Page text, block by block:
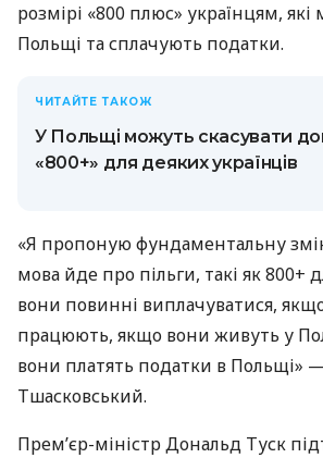
розмірі «800 плюс» українцям,
Польщі та сплачують податки.
ЧИТАЙТЕ ТАКОЖ
У Польщі можуть скасувати
«800+» для деяких українців
«Я пропоную фундаментальну
мова йде про пільги, такі як 800+
вони повинні виплачуватися,
працюють, якщо вони живуть у
вони платять податки в Польщі»
Тшасковський.
Прем’єр-міністр Дональд Туск